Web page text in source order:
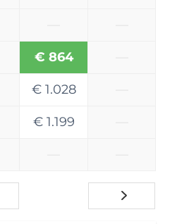
m
m
waarvan 1 volledig
€ 864
€ 1.028
€ 1.199